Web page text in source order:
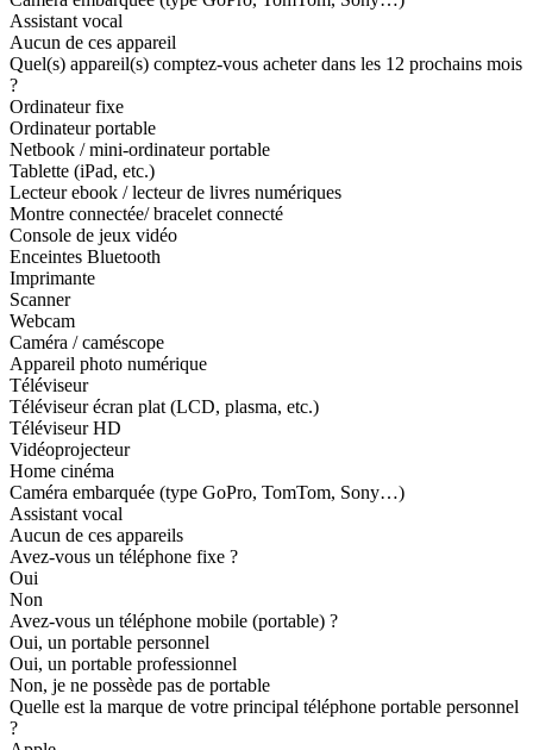
Assistant vocal
Aucun de ces appareil
Quel(s) appareil(s) comptez-vous acheter dans les 12 prochains mois
?
Ordinateur fixe
Ordinateur portable
Netbook / mini-ordinateur portable
Tablette (iPad, etc.)
Lecteur ebook / lecteur de livres numériques
Montre connectée/ bracelet connecté
Console de jeux vidéo
Enceintes Bluetooth
Imprimante
Scanner
Webcam
Caméra / caméscope
Appareil photo numérique
Téléviseur
Téléviseur écran plat (LCD, plasma, etc.)
Téléviseur HD
Vidéoprojecteur
Home cinéma
Caméra embarquée (type GoPro, TomTom, Sony…)
Assistant vocal
Aucun de ces appareils
Avez-vous un téléphone fixe ?
Oui
Non
Avez-vous un téléphone mobile (portable) ?
Oui, un portable personnel
Oui, un portable professionnel
Non, je ne possède pas de portable
Quelle est la marque de votre principal téléphone portable personnel
?